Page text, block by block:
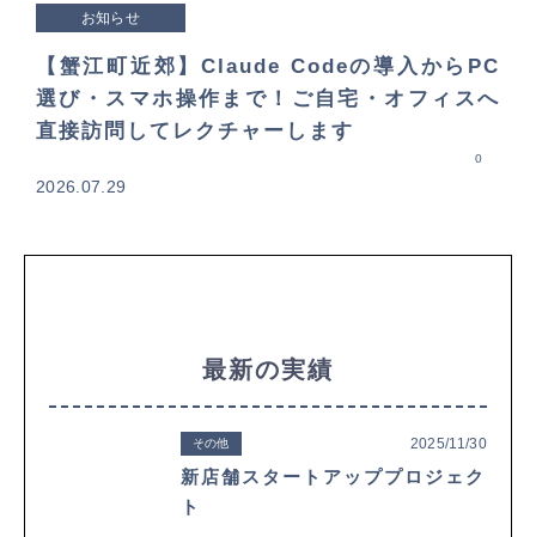
お知らせ
【蟹江町近郊】Claude Codeの導入からPC
選び・スマホ操作まで！ご自宅・オフィスへ
直接訪問してレクチャーします
2026.07.29
0
最新の実績
その他 2025/11/30
新店舗スタートアッププロジェク
ト